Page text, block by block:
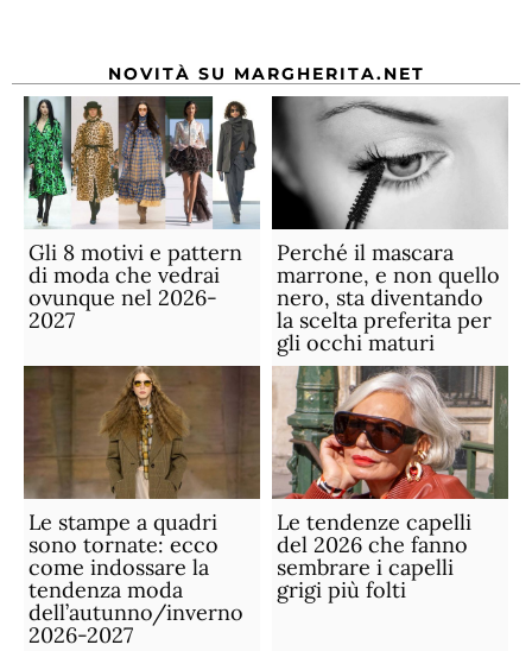
NOVITÀ SU MARGHERITA.NET
Gli 8 motivi e pattern
di moda che vedrai
ovunque nel 2026-
2027
Perché il mascara
marrone, e non quello
nero, sta diventando
la scelta preferita per
gli occhi maturi
Le stampe a quadri
sono tornate: ecco
come indossare la
tendenza moda
dell’autunno/inverno
2026-2027
Le tendenze capelli
del 2026 che fanno
sembrare i capelli
grigi più folti